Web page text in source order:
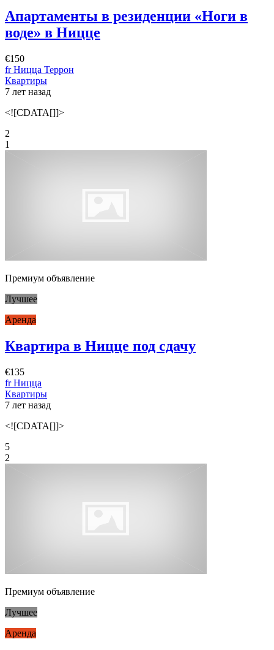
Апартаменты в резиденции «Ноги в
воде» в Ницце
€150
fr Ницца Террон
Квартиры
7 лет назад
<![CDATA[]]>
2
1
Премиум объявление
Лучшее
Аренда
Квартира в Ницце под сдачу
€135
fr Ницца
Квартиры
7 лет назад
<![CDATA[]]>
5
2
Премиум объявление
Лучшее
Аренда